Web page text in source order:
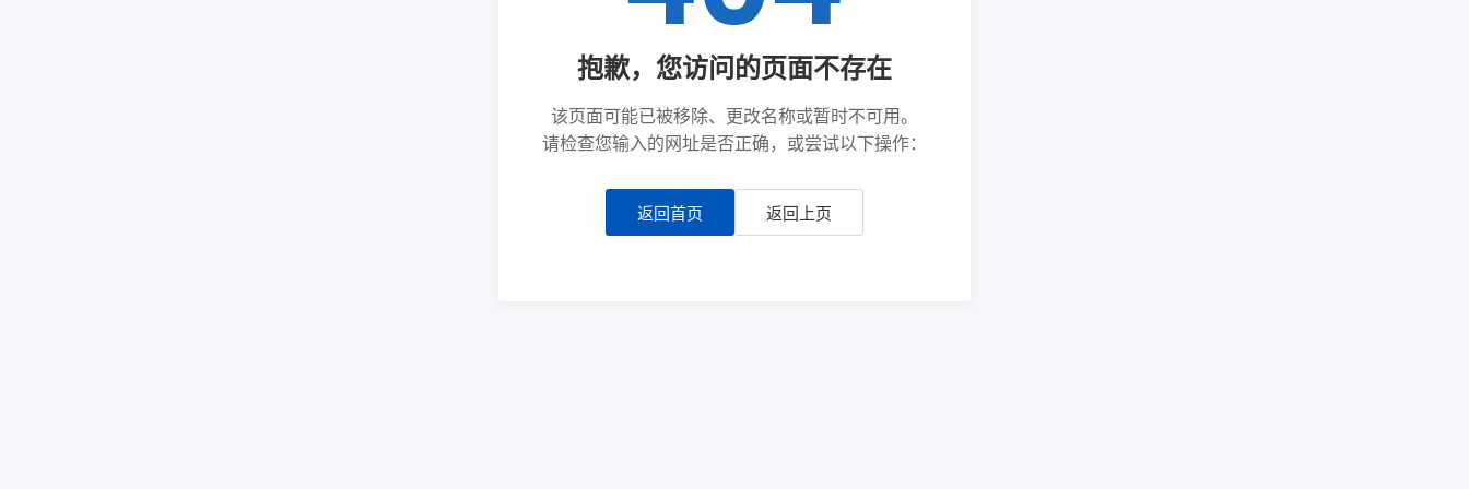
抱歉，您访问的页面不存在
该页面可能已被移除、更改名称或暂时不可用。
请检查您输入的网址是否正确，或尝试以下操作：
返回首页 返回上页